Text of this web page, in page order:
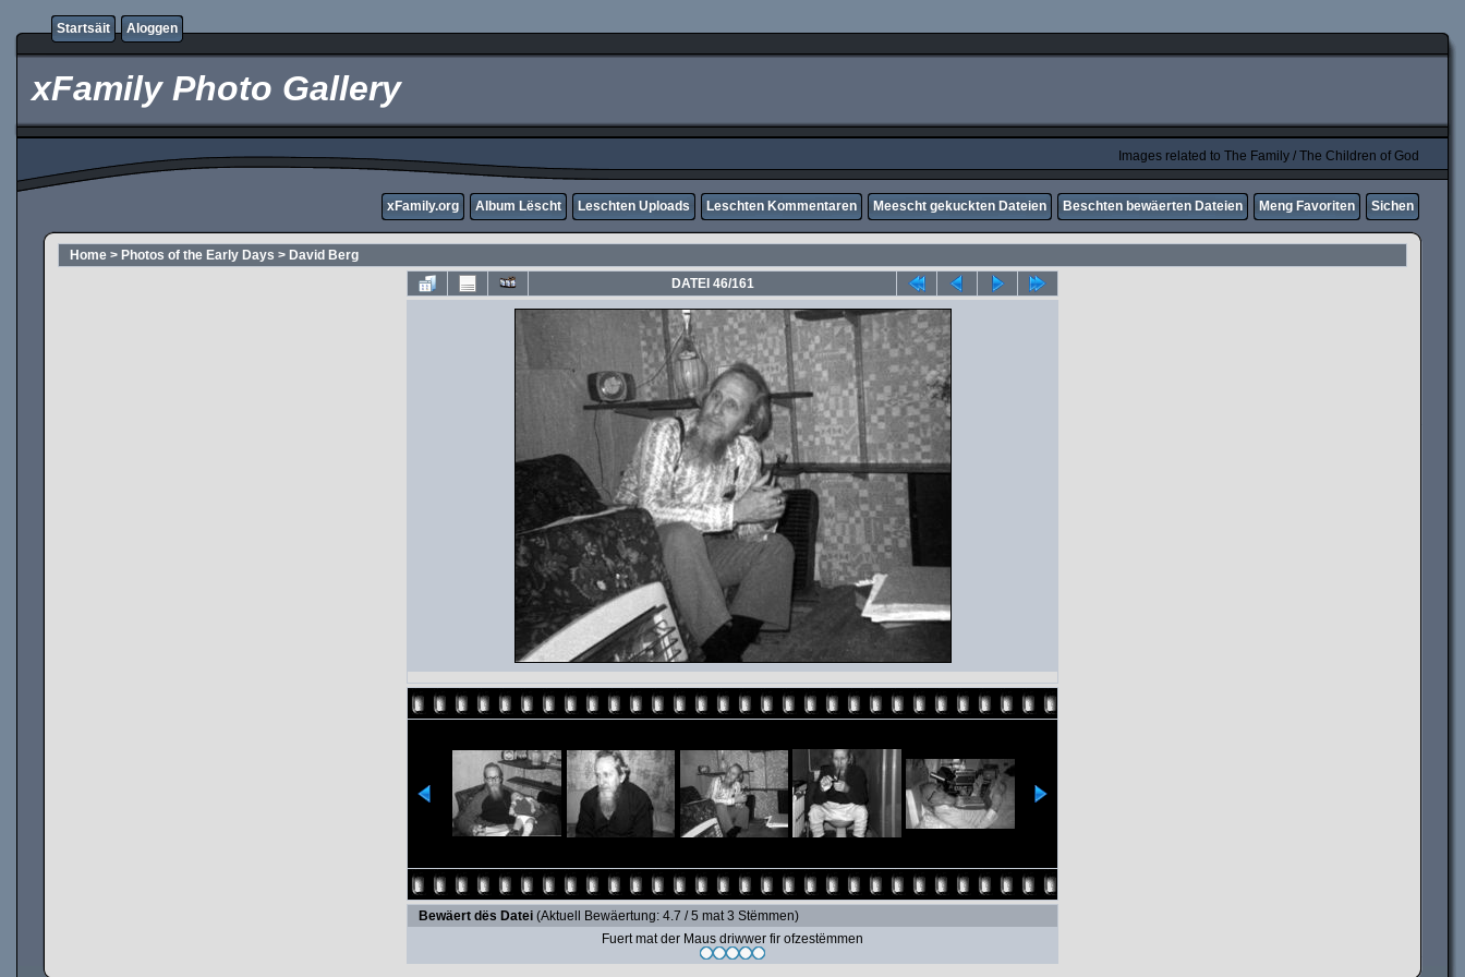
Startsäit Aloggen
xFamily Photo Gallery
Images related to The Family / The Children of God
xFamily.org Album Lëscht Leschten Uploads Leschten Kommentaren Meescht gekuckten Dateien Beschten bewäerten Dateien Meng Favoriten Sichen
Home > Photos of the Early Days > David Berg
DATEI 46/161
Bewäert dës Datei (Aktuell Bewäertung: 4.7 / 5 mat 3 Stëmmen)
Fuert mat der Maus driwwer fir ofzestëmmen